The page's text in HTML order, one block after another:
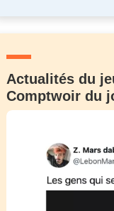
Actualités du
Comptwoir du